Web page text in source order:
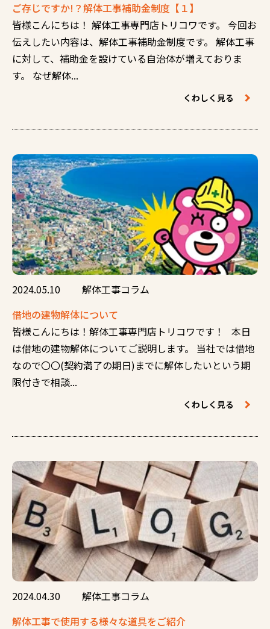
ご存じですか!？解体工事補助金制度【１】
皆様こんにちは！ 解体工事専門店トリコワです。 今回お
伝えしたい内容は、解体工事補助金制度です。 解体工事
に対して、補助金を設けている自治体が増えておりま
す。 なぜ解体...
くわしく見る
2024.05.10
解体工事コラム
借地の建物解体について
皆様こんにちは！解体工事専門店トリコワです！ 本日
は借地の建物解体についてご説明します。 当社では借地
なので〇〇(契約満了の期日)までに解体したいという期
限付きで相談...
くわしく見る
2024.04.30
解体工事コラム
解体工事で使用する様々な道具をご紹介